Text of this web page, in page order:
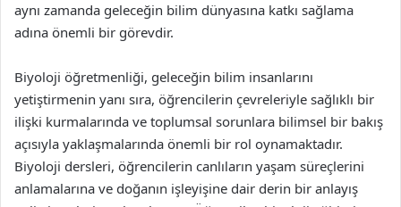
aynı zamanda geleceğin bilim dünyasına katkı sağlama
adına önemli bir görevdir.
Biyoloji öğretmenliği, geleceğin bilim insanlarını
yetiştirmenin yanı sıra, öğrencilerin çevreleriyle sağlıklı bir
ilişki kurmalarında ve toplumsal sorunlara bilimsel bir bakış
açısıyla yaklaşmalarında önemli bir rol oynamaktadır.
Biyoloji dersleri, öğrencilerin canlıların yaşam süreçlerini
anlamalarına ve doğanın işleyişine dair derin bir anlayış